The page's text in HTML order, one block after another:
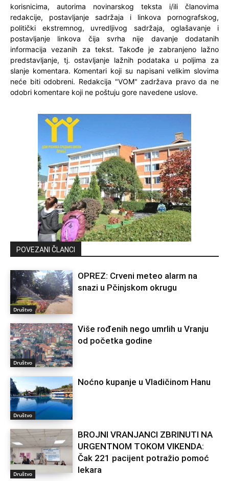
korisnicima, autorima novinarskog teksta i/ili članovima
redakcije, postavljanje sadržaja i linkova pornografskog,
politički ekstremnog, uvredljivog sadržaja, oglašavanje i
postavljanje linkova čija svrha nije davanje dodatanih
informacija vezanih za tekst. Takođe je zabranjeno lažno
predstavljanje, tj. ostavljanje lažnih podataka u poljima za
slanje komentara. Komentari koji su napisani velikim slovima
neće biti odobreni. Redakcija "VOM" zadržava pravo da ne
odobri komentare koji ne poštuju gore navedene uslove.
POVEZANI ČLANCI
Društvo
OPREZ: Crveni meteo alarm na
snazi u Pčinjskom okrugu
Društvo
Više rođenih nego umrlih u Vranju
od početka godine
Društvo
Noćno kupanje u Vladičinom Hanu
Društvo
BROJNI VRANJANCI ZBRINUTI NA
URGENTNOM TOKOM VIKENDA:
Čak 221 pacijent potražio pomoć
lekara